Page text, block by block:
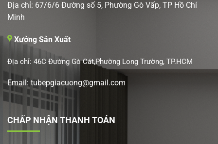
Địa chỉ: 67/6/6 Đường số 5, Phường Gò Vấp, TP Hồ Chí
Minh
Xưởng Sản Xuất
Địa chỉ: 46C Đường Gò Cát,Phường Long Trường, TP.HCM
Email: tubepgiacuong@gmail.com
CHẤP NHẬN THANH TOÁN